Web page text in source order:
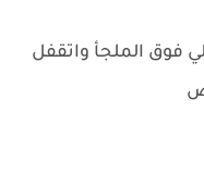
فوق الملجأ واتقفل